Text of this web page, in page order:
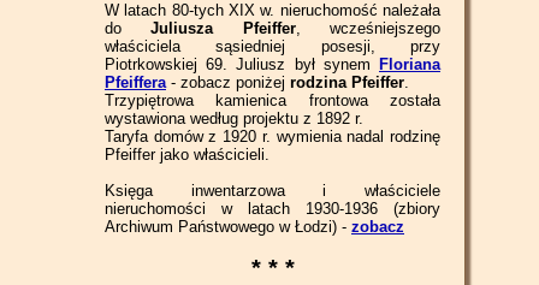
W latach 80-tych XIX w. nieruchomość należała
doJuliusza Pfeiffer, wcześniejszego
właściciela sąsiedniej posesji, przy
Piotrkowskiej 69. Juliusz był synem
Floriana
Pfeiffera- zobacz poniżej rodzina Pfeiffer.
Trzypiętrowa kamienica frontowa została
wystawiona według projektu z 1892 r.
Taryfa domów z 1920 r. wymienia nadal rodzinę
Pfeiffer jako właścicieli.
Księga inwentarzowa i właściciele
nieruchomości w latach 1930-1936 (zbiory
Archiwum Państwowego w Łodzi) - zobacz
* * *